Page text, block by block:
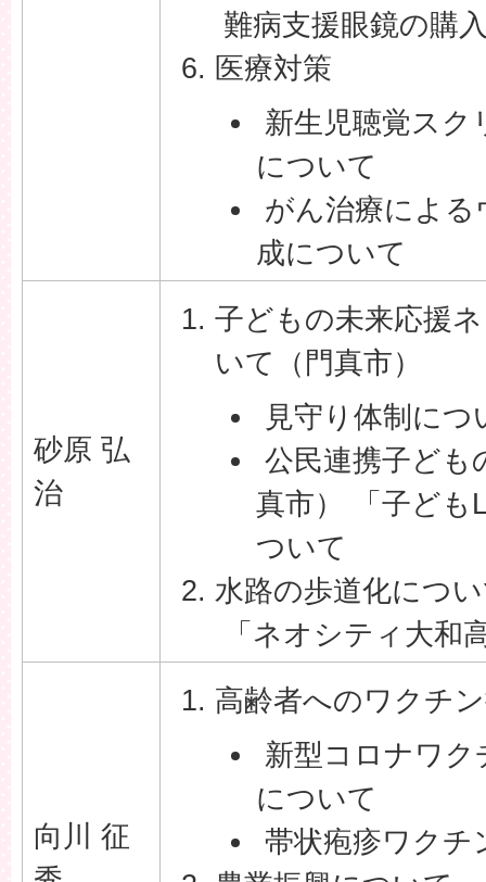
難病支援眼鏡の購
医療対策
新生児聴覚スク
について
がん治療によ
成について
砂原 弘
治
子どもの未来応援
いて（門真市）
見守り体制につ
公民連携子ども
真市） 「子ども
ついて
水路の歩道化につ
「ネオシティ大和
向川 征
高齢者へのワクチ
新型コロナワク
について
帯状疱疹ワクチ